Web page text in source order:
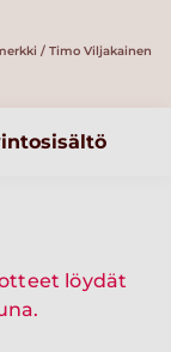
/ Timo Viljakainen
löydät